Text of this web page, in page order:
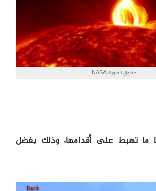
حقوق الصورة: NASA
ما تهبط على أقدامها، وذلك بفضل